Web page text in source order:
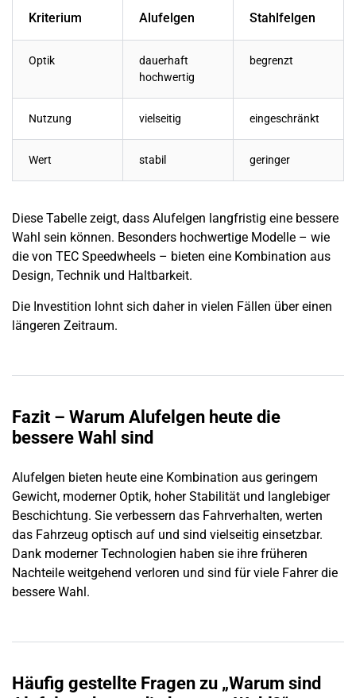
Kriterium Alufelgen Stahlfelgen
Optik
dauerhaft
hochwertig
begrenzt
Nutzung vielseitig eingeschränkt
Wert stabil geringer
Diese Tabelle zeigt, dass Alufelgen langfristig eine bessere
Wahl sein können. Besonders hochwertige Modelle – wie
die von TEC Speedwheels – bieten eine Kombination aus
Design, Technik und Haltbarkeit.
Die Investition lohnt sich daher in vielen Fällen über einen
längeren Zeitraum.
Fazit – Warum Alufelgen heute die
bessere Wahl sind
Alufelgen bieten heute eine Kombination aus geringem
Gewicht, moderner Optik, hoher Stabilität und langlebiger
Beschichtung. Sie verbessern das Fahrverhalten, werten
das Fahrzeug optisch auf und sind vielseitig einsetzbar.
Dank moderner Technologien haben sie ihre früheren
Nachteile weitgehend verloren und sind für viele Fahrer die
bessere Wahl.
Häufig gestellte Fragen zu „Warum sind